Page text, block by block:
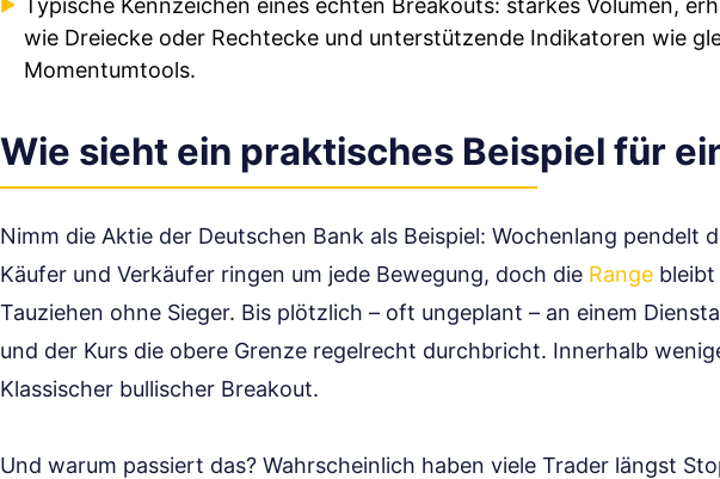
Typische Kennzeichen eines echten Breakouts: starkes Volumen,
wie Dreiecke oder Rechtecke und unterstützende Indikatoren wie
Momentumtools.
Wie sieht ein praktisches Beispiel für
Nimm die Aktie der Deutschen Bank als Beispiel: Wochenlang pendelt
Käufer und Verkäufer ringen um jede Bewegung, doch die Range
Tauziehen ohne Sieger. Bis plötzlich – oft ungeplant – an einem
und der Kurs die obere Grenze regelrecht durchbricht. Innerhalb
Klassischer bullischer Breakout.
Und warum passiert das? Wahrscheinlich haben viele Trader längst